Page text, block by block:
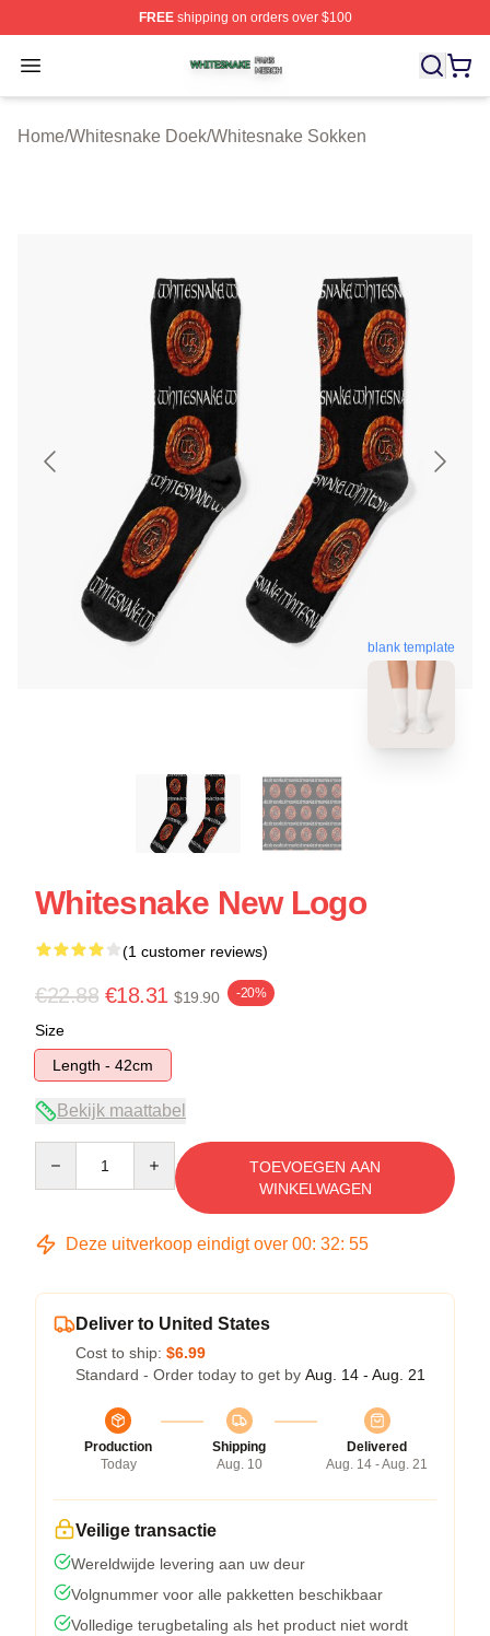
FREEshipping on orders over $100
Open menu
Whitesnake Shop ⚡️ Officially Licensed Whitesnake
Home/Whitesnake Doek/Whitesnake Sokken
blank template
Whitesnake New Logo
(1 customer reviews)
€22.88 €18.31 $19.90 -20%
Size
Length - 42cm
Bekijk maattabel
TOEVOEGEN AAN
WINKELWAGEN
Deze uitverkoop eindigt over 00: 32: 55
Deliver to United States
Cost to ship: $6.99
Standard - Order today to get by Aug. 14 - Aug. 21
Production
Today
Shipping
Aug. 10
Delivered
Aug. 14 - Aug. 21
Veilige transactie
Wereldwijde levering aan uw deur
Volgnummer voor alle pakketten beschikbaar
Volledige terugbetaling als het product niet wordt